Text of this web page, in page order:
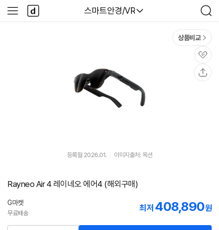
다나와
스마트안경/VR
검
색
사
이
다
나
와
상품비교
관
심
등록월 2026.01. 이미지출처: 옥션
Rayneo Air 4 레이네오 에어4 (해외구매)
G마켓
무료배송
최저 408,890원